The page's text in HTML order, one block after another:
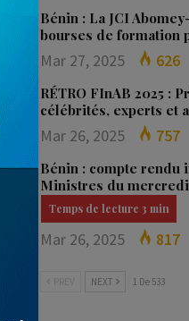
Bénin : La JCI
bourses de formation
Mar 27, 2025 626
RÉTRO FInAB 2025 :
célébrités, experts et
Mar 26, 2025 757
Bénin : compte rendu
Ministres du mercredi
Mar 26, 2025 817
NEXT 1 De 533